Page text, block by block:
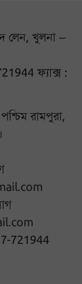
লেন, খুলনা –
ফ্যাক্স :
রামপুরা,
721944